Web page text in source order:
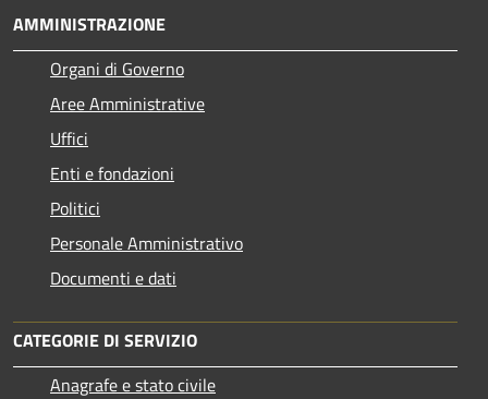
AMMINISTRAZIONE
Organi di Governo
Aree Amministrative
Uffici
Enti e fondazioni
Politici
Personale Amministrativo
Documenti e dati
CATEGORIE DI SERVIZIO
Anagrafe e stato civile